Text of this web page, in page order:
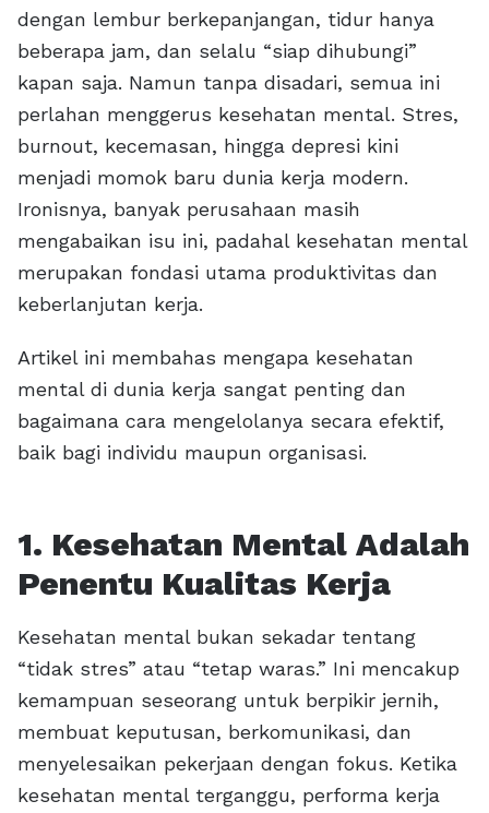
dengan lembur berkepanjangan, tidur hanya
beberapa jam, dan selalu “siap dihubungi”
kapan saja. Namun tanpa disadari, semua ini
perlahan menggerus kesehatan mental. Stres,
burnout, kecemasan, hingga depresi kini
menjadi momok baru dunia kerja modern.
Ironisnya, banyak perusahaan masih
mengabaikan isu ini, padahal kesehatan mental
merupakan fondasi utama produktivitas dan
keberlanjutan kerja.
Artikel ini membahas mengapa kesehatan
mental di dunia kerja sangat penting dan
bagaimana cara mengelolanya secara efektif,
baik bagi individu maupun organisasi.
1. Kesehatan Mental Adalah
Penentu Kualitas Kerja
Kesehatan mental bukan sekadar tentang
“tidak stres” atau “tetap waras.” Ini mencakup
kemampuan seseorang untuk berpikir jernih,
membuat keputusan, berkomunikasi, dan
menyelesaikan pekerjaan dengan fokus. Ketika
kesehatan mental terganggu, performa kerja